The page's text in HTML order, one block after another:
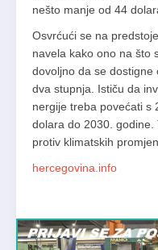
nešto manje od 44
Osvrćući se na
navela kako ono na što
dovoljno da se dostigne
dva stupnja. Ističu da
nergije treba povećati s
dolara do 2030. godine.
protiv klimatskih
hercegovina.info